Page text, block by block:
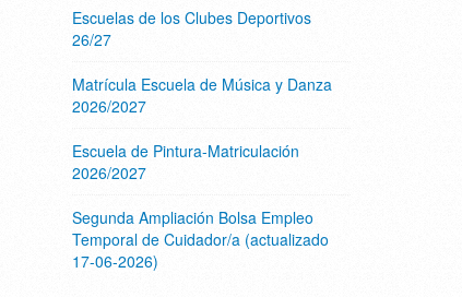
Escuelas de los Clubes Deportivos
26/27
Matrícula Escuela de Música y Danza
2026/2027
Escuela de Pintura-Matriculación
2026/2027
Segunda Ampliación Bolsa Empleo
Temporal de Cuidador/a (actualizado
17-06-2026)